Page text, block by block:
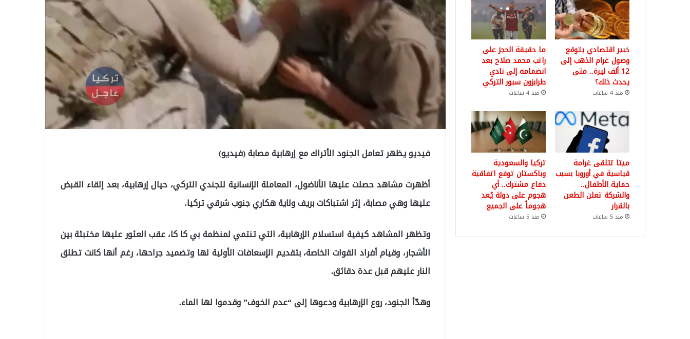
فيديو يظهر تعامل الجنود الأتراك مع إرهابية مصابة (فيديو)
أظهرت مشاهد حصلت عليها الأناضول، المعاملة الإنسانية للجندي التركي، حيال إرهابية، بعد إلقاء القبض
عليها وهي مصابة، إثر اشتباكات بريف ولاية هكاري جنوب شرقي تركيا.
وتظهر المشاهد كيفية استسلام الإرهابية، التي تنتمي لمنظمة بي كا كا، عقب العثور عليها مختبئة بين
الأشجار، وقيام أفراد القوات الخاصة، بتقديم الإسعافات الأولية لها وتضميد جراحها، رغم أنها كانت تطلق
النار عليهم قبل عدة دقائق.
وهدّأ الجنود، روع الإرهابية ودعوها إلى “عدم الخوف” وقدموا لها الماء.
خبير اقتصادي يتوقع
وصول غرام الذهب إلى
12 ألف ليرة.. متى
يحدث ذلك؟
منذ 4 ساعات
ما حقيقة الحجز على
راتب محمد صلاح بعد
انضمامه إلى نادي
طرابزون سبور التركي
منذ 4 ساعات
ميتا تتلقى غرامة
قياسية في أوروبا بسبب
حماية الأطفال..
والشركة تعلن الطعن
بالقرار
منذ 5 ساعات
تركيا والسعودية
وباكستان توقع اتفاقية
دفاع مشترك.. أي
هجوم على دولة يُعد
هجوماً على الجميع
منذ 5 ساعات